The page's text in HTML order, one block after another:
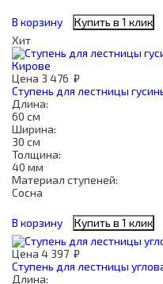
В корзину
Купить в 1 клик
Хит
Цена 3 476 ₽
Ступень для лестницы
Длина:
60 см
Ширина:
30 см
Толщина:
40 мм
Материал ступеней:
Сосна
В корзину Купить в 1 клик
Цена 4 397 ₽
Ступень для лестницы
Длина: